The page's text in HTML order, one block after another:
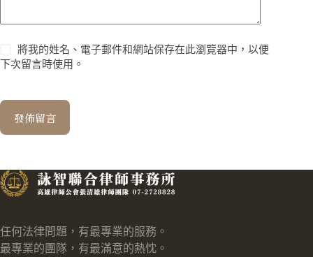
將我的姓名、電子郵件和網站保存在此瀏覽器中，以便
下次留言時使用。
發佈留言
任何法律問題，有最專業的服務。
最專業的團隊，有最滿意的熱忱。